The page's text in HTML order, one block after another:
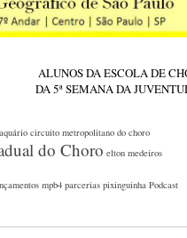
ALUNOS DA ESCOLA DE
DA 5ª SEMANA DA
circuito metropolitano do choro
do Choro elton medeiros
mpb4 parcerias pixinguinha Podcast